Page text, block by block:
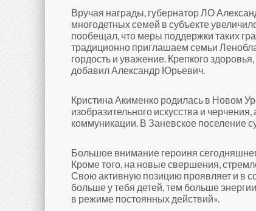
Вручая награды, губернатор ЛО
многодетных семей в субъекте
пообещал, что меры поддержки таких
традиционно приглашаем семьи
гордость и уважение. Крепкого
добавил Александр Юрьевич.
Кристина Акименко родилась в Новом
изобразительного искусства и
коммуникации. В Заневское поселение
Большое внимание героиня
Кроме того, на новые свершения,
Свою активную позицию проявляет и в
больше у тебя детей, тем больше
в режиме постоянных действий».